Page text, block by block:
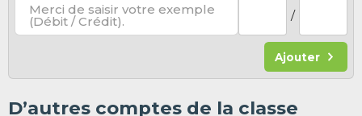
Merci de saisir votre exemple
(Débit / Crédit). /
Ajouter
D’autres comptes de la classe